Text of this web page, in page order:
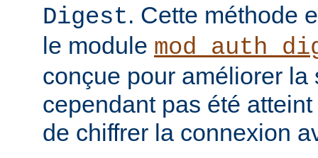
Digest. Cette méthode
le module
conçue pour améliorer la
cependant pas été
de chiffrer la connexion